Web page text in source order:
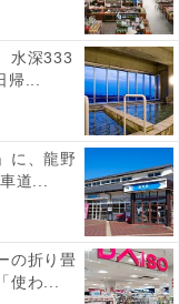
？
ン祭」を開催。人
えるお得な割引
水深333
...
に、龍野
道...
の折り畳
使わ...